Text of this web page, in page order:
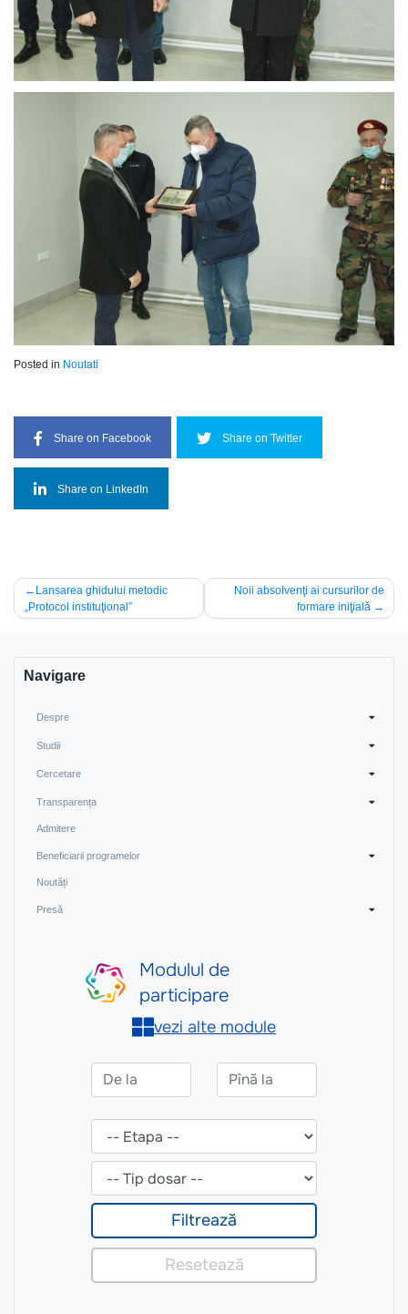
Posted in Noutati
Share on Facebook Share on Twitter
Share on LinkedIn
Post
navigation
Lansarea ghidului metodic
„Protocol instituţional”
Noii absolvenţi ai cursurilor de
formare iniţială
Navigare
Despre
Studii
Cercetare
Transparența
Admitere
Beneficiarii programelor
Noutăți
Presă